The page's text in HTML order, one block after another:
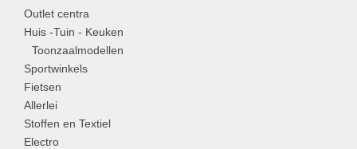
Outlet centra
Huis -Tuin - Keuken
Toonzaalmodellen
Sportwinkels
Fietsen
Allerlei
Stoffen en Textiel
Electro